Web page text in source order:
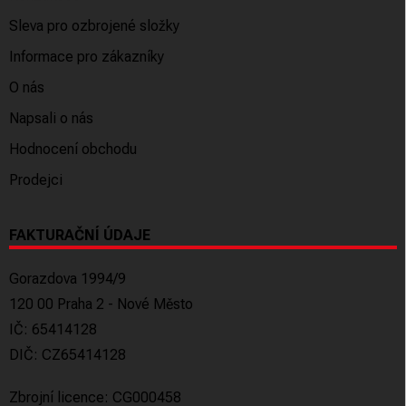
Sleva pro ozbrojené složky
Informace pro zákazníky
O nás
Napsali o nás
Hodnocení obchodu
Prodejci
FAKTURAČNÍ ÚDAJE
Gorazdova 1994/9
120 00 Praha 2 - Nové Město
IČ: 65414128
DIČ: CZ65414128
Zbrojní licence: CG000458